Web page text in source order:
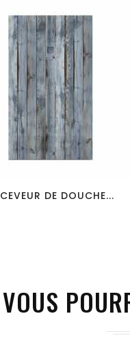
favorite_border visibility
DE DOUCHE...
VOUS